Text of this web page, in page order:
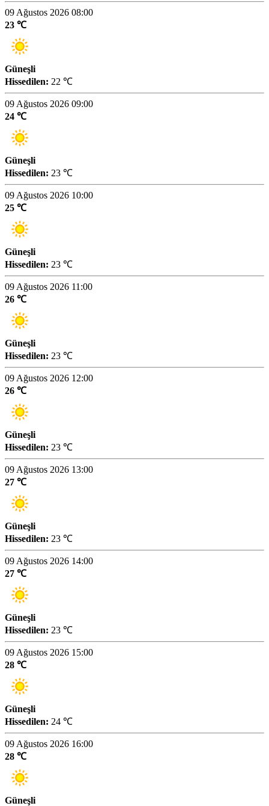
09 Ağustos 2026 08:00
23 ℃
Güneşli
Hissedilen: 22 ℃
09 Ağustos 2026 09:00
24 ℃
Güneşli
Hissedilen: 23 ℃
09 Ağustos 2026 10:00
25 ℃
Güneşli
Hissedilen: 23 ℃
09 Ağustos 2026 11:00
26 ℃
Güneşli
Hissedilen: 23 ℃
09 Ağustos 2026 12:00
26 ℃
Güneşli
Hissedilen: 23 ℃
09 Ağustos 2026 13:00
27 ℃
Güneşli
Hissedilen: 23 ℃
09 Ağustos 2026 14:00
27 ℃
Güneşli
Hissedilen: 23 ℃
09 Ağustos 2026 15:00
28 ℃
Güneşli
Hissedilen: 24 ℃
09 Ağustos 2026 16:00
28 ℃
Güneşli